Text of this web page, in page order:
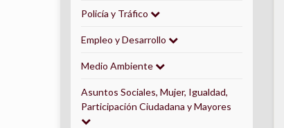
Policía y Tráfico
Empleo y Desarrollo
Medio Ambiente
Asuntos Sociales, Mujer, Igualdad,
Participación Ciudadana y Mayores